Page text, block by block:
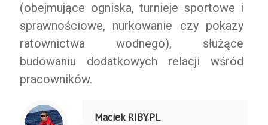
(obejmujące ogniska, turnieje sportowe i
sprawnościowe, nurkowanie czy pokazy
ratownictwa wodnego), służące
budowaniu dodatkowych relacji wśród
pracowników.
Maciek RIBY.PL